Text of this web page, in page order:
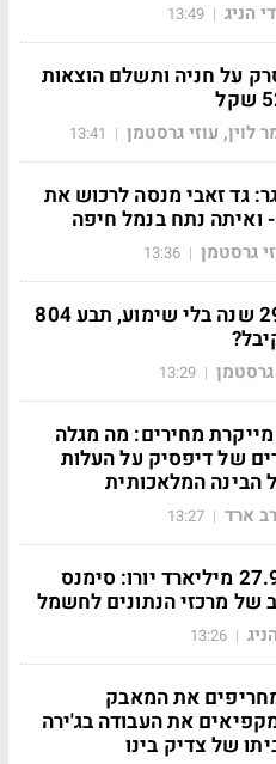
הניג |
13:49
על חניה ותשלם הוצאות
לוין, עוזי גרסטמן |
13:41
גד זאבי מנסה לרכוש את
ואיתה נתח בנמל חיפה
גרסטמן |
13:36
פוטר אחרי 29 שנה בלי שימוע, תבע 804
גרסטמן |
13:29
מחירים: מה מגלה
של דיפסיק על העלות
הבינה המלאכותית
ארד |
13:27
הזמנות של 27.9 מיליארד יורו: סימנס
של מרכזי הנתונים לחשמל
|
13:26
את המאבק
את העבודה בג'ירה
של צדיק בינו